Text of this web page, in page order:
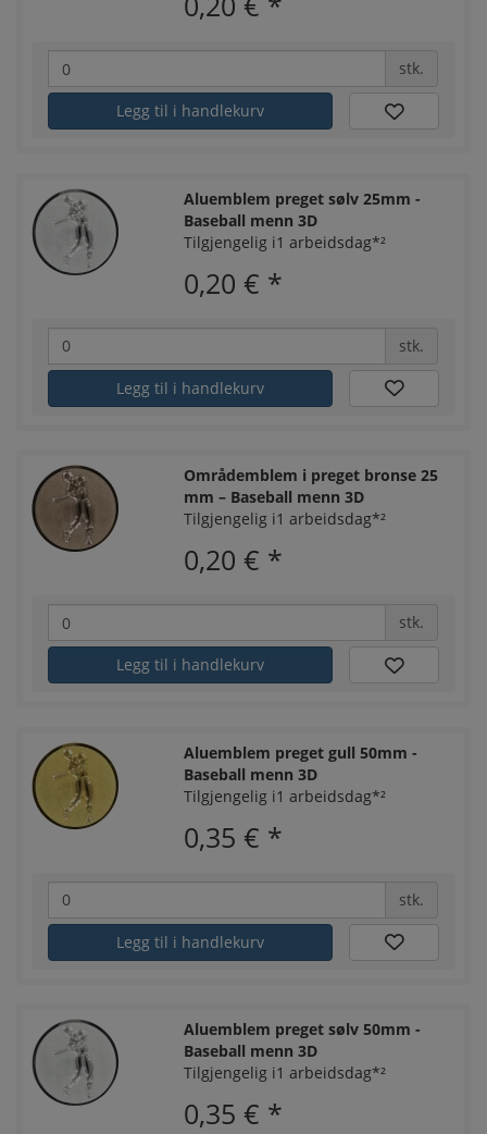
stk.
Legg til i handlekurv
Aluemblem preget sølv 25mm -
Baseball menn 3D
Tilgjengelig i1 arbeidsdag*²
0,20 € *
stk.
Legg til i handlekurv
Områdemblem i preget bronse 25
mm – Baseball menn 3D
Tilgjengelig i1 arbeidsdag*²
0,20 € *
stk.
Legg til i handlekurv
Aluemblem preget gull 50mm -
Baseball menn 3D
Tilgjengelig i1 arbeidsdag*²
0,35 € *
stk.
Legg til i handlekurv
Aluemblem preget sølv 50mm -
Baseball menn 3D
Tilgjengelig i1 arbeidsdag*²
0,35 € *